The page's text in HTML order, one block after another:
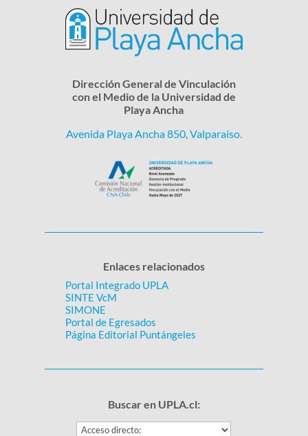
Dirección General de Vinculación
con el Medio de la Universidad de
Playa Ancha
Avenida Playa Ancha 850, Valparaíso.
Enlaces relacionados
Portal Integrado UPLA
SINTE VcM
SIMONE
Portal de Egresados
Página Editorial Puntángeles
Buscar en UPLA.cl: